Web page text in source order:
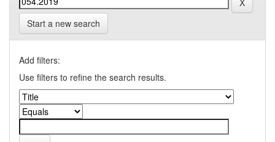
Start a new search
Add filters:
Use filters to refine the search results.